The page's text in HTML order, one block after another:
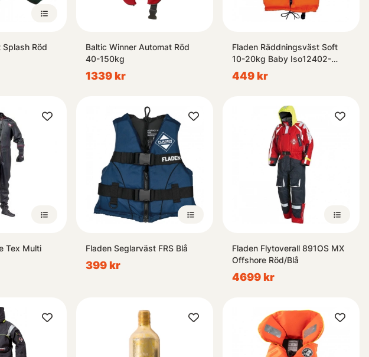
Röd
Baltic Winner Automat Röd
40-150kg
1339 kr
Fladen Räddningsväst Soft
10-20kg Baby Iso12402-
4100N
449 kr
Tex Multi
Fladen Seglarväst FRS Blå
399 kr
Fladen Flytoverall 891OS MX
Offshore Röd/Blå
4699 kr